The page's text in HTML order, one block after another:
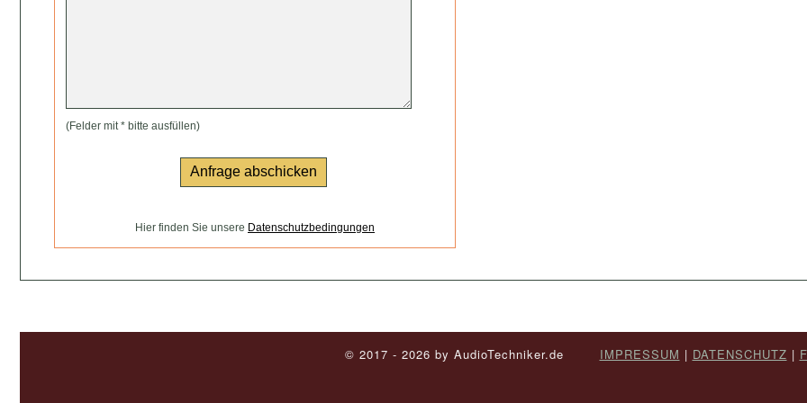
(Felder mit * bitte ausfüllen)
Hier finden Sie unsere Datenschutzbedingungen
© 2017 - 2026 by AudioTechniker.de IMPRESSUM | DATENSCHUTZ |